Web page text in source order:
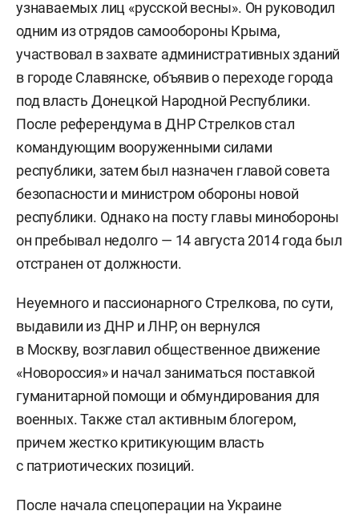
узнаваемых лиц «русской весны». Он руководил
одним из отрядов самообороны Крыма,
участвовал в захвате административных зданий
в городе Славянске, объявив о переходе города
под власть Донецкой Народной Республики.
После референдума в ДНР Стрелков стал
командующим вооруженными силами
республики, затем был назначен главой совета
безопасности и министром обороны новой
республики. Однако на посту главы минобороны
он пребывал недолго — 14 августа 2014 года был
отстранен от должности.
Неуемного и пассионарного Стрелкова, по сути,
выдавили из ДНР и ЛНР, он вернулся
в Москву, возглавил общественное движение
«Новороссия» и начал заниматься поставкой
гуманитарной помощи и обмундирования для
военных. Также стал активным блогером,
причем жестко критикующим власть
с патриотических позиций.
После начала спецоперации на Украине